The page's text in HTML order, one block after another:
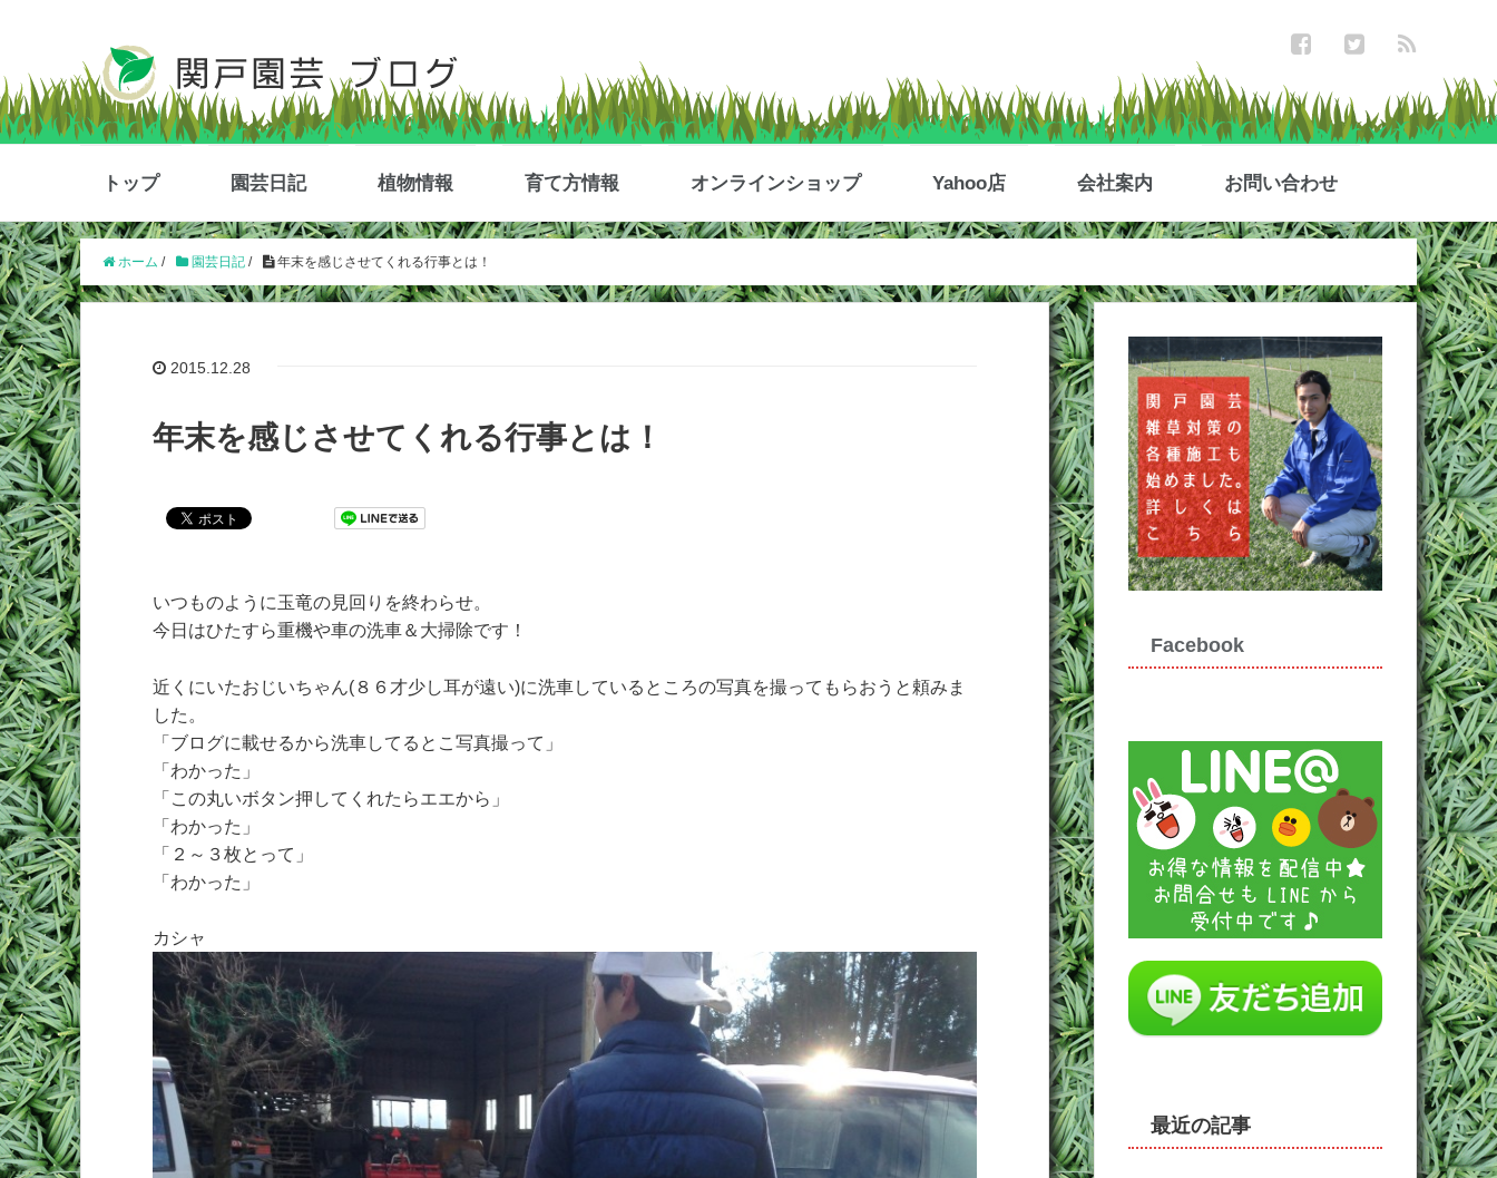
トップ 園芸日記 植物情報 育て方情報 オンラインショップ Yahoo店 会社案内 お問い合わせ
ホーム / 園芸日記 / 年末を感じさせてくれる行事とは！
2015.12.28
年末を感じさせてくれる行事とは！
いつものように玉竜の見回りを終わらせ。
今日はひたすら重機や車の洗車＆大掃除です！
近くにいたおじいちゃん(８６才少し耳が遠い)に洗車しているところの写真を撮ってもらおうと頼みま
した。
「ブログに載せるから洗車してるとこ写真撮って」
「わかった」
「この丸いボタン押してくれたらエエから」
「わかった」
「２～３枚とって」
「わかった」
カシャ
Facebook
最近の記事